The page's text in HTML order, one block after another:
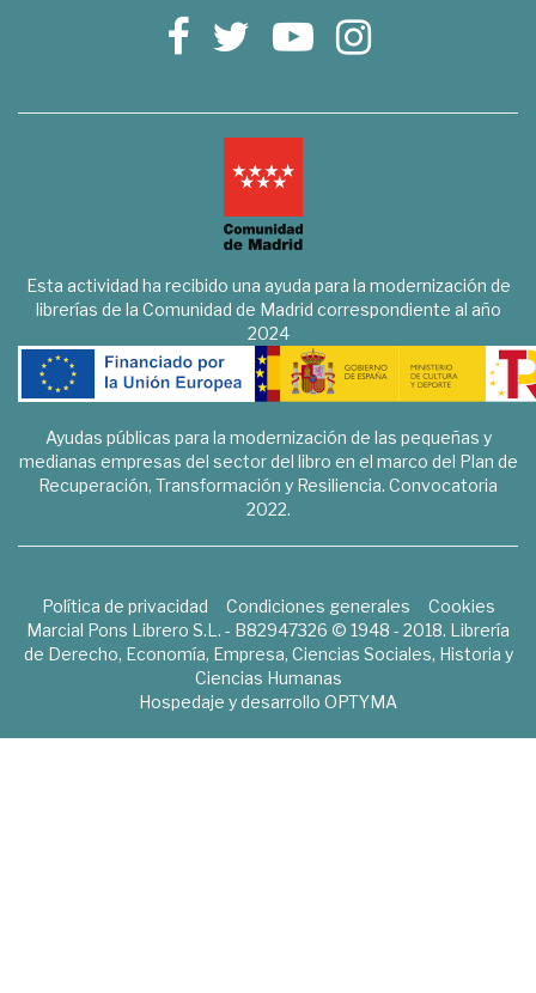
Esta actividad ha recibido una ayuda para la modernización de
librerías de la Comunidad de Madrid correspondiente al año
2024
Ayudas públicas para la modernización de las pequeñas y
medianas empresas del sector del libro en el marco del Plan de
Recuperación, Transformación y Resiliencia. Convocatoria
2022.
Política de privacidad Condiciones generales
Cookies
Marcial Pons Librero S.L. - B82947326 © 1948 - 2018. Librería
de Derecho, Economía, Empresa, Ciencias Sociales, Historia y
Ciencias Humanas
Hospedaje y desarrollo OPTYMA